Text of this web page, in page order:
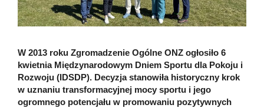
W 2013 roku Zgromadzenie Ogólne ONZ ogłosiło 6
kwietnia Międzynarodowym Dniem Sportu dla Pokoju i
Rozwoju (IDSDP). Decyzja stanowiła historyczny krok
w uznaniu transformacyjnej mocy sportu i jego
ogromnego potencjału w promowaniu pozytywnych